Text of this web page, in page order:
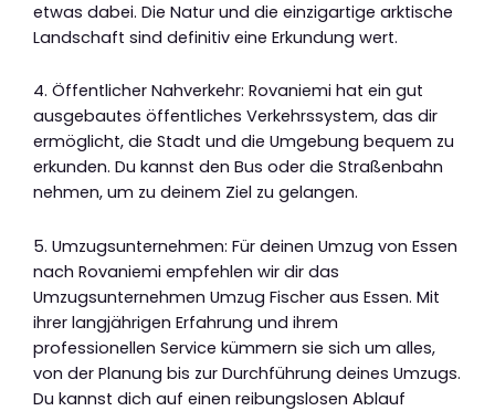
etwas dabei. Die Natur und die einzigartige arktische
Landschaft sind definitiv eine Erkundung wert.
4. Öffentlicher Nahverkehr: Rovaniemi hat ein gut
ausgebautes öffentliches Verkehrssystem, das dir
ermöglicht, die Stadt und die Umgebung bequem zu
erkunden. Du kannst den Bus oder die Straßenbahn
nehmen, um zu deinem Ziel zu gelangen.
5. Umzugsunternehmen: Für deinen Umzug von Essen
nach Rovaniemi empfehlen wir dir das
Umzugsunternehmen Umzug Fischer aus Essen. Mit
ihrer langjährigen Erfahrung und ihrem
professionellen Service kümmern sie sich um alles,
von der Planung bis zur Durchführung deines Umzugs.
Du kannst dich auf einen reibungslosen Ablauf